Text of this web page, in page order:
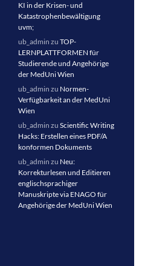
KI in der Krisen- und
Katastrophenbewältigung
uvm;
ub_admin zu TOP-
LERNPLATTFORMEN für
Studierende und Angehörige
der MedUni Wien
ub_admin zu Normen-
Verfügbarkeit an der MedUni
Wien
ub_admin zu Scientific Writing
Hacks: Erstellen eines PDF/A
konformen Dokuments
ub_admin zu Neu:
Korrekturlesen und Editieren
englischsprachiger
Manuskripte via ENAGO für
Angehörige der MedUni Wien